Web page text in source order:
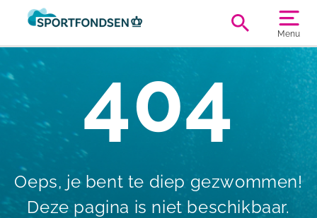
Menu
404
Oeps, je bent te diep gezwommen!
Deze pagina is niet beschikbaar.